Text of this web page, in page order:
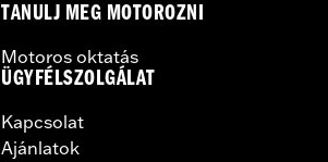
TANULJ MEG MOTOROZNI
Motoros oktatás
ÜGYFÉLSZOLGÁLAT
Kapcsolat
Ajánlatok